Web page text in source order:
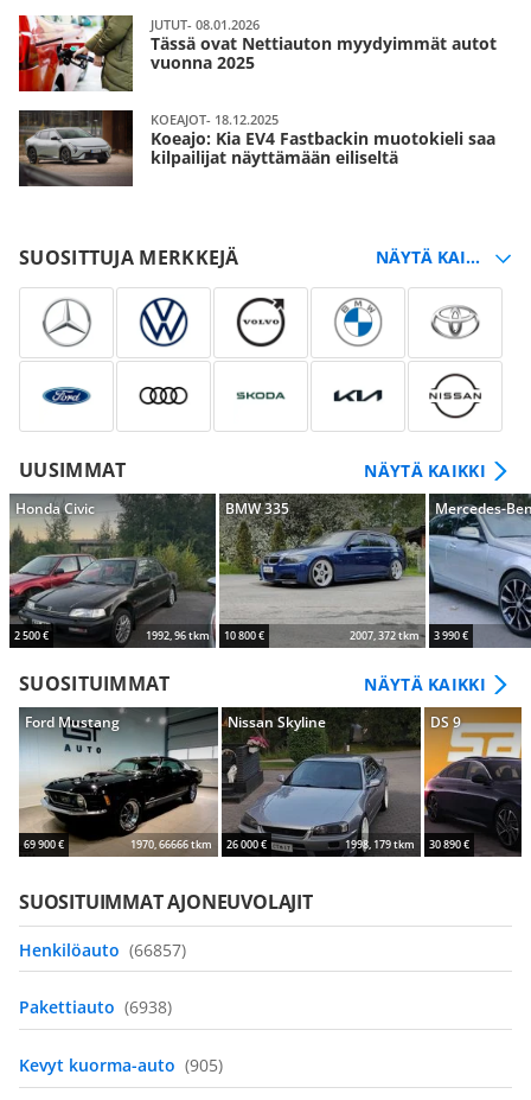
JUTUT- 08.01.2026
Tässä ovat Nettiauton myydyimmät autot
vuonna 2025
KOEAJOT- 18.12.2025
Koeajo: Kia EV4 Fastbackin muotokieli saa
kilpailijat näyttämään eiliseltä
SUOSITTUJA MERKKEJÄ
UUSIMMAT NÄYTÄ KAIKKI
Honda Civic
2 500 € 1992, 96 tkm
BMW 335
10 800 € 2007, 372 tkm
Mercedes-
3 990 €
SUOSITUIMMAT NÄYTÄ KAIKKI
Ford Mustang
69 900 € 1970, 66666 tkm
Nissan Skyline
26 000 € 1998, 179 tkm
DS 9
30 890 €
SUOSITUIMMAT AJONEUVOLAJIT
(66857)
(6938)
(905)